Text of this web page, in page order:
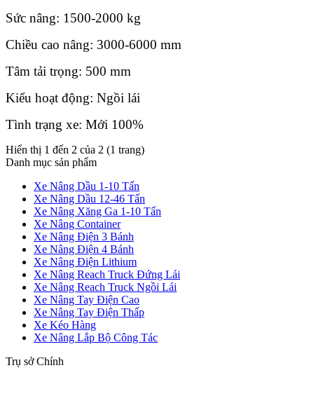
Sức nâng: 1500-2000 kg
Chiều cao nâng: 3000-6000 mm
Tâm tải trọng: 500 mm
Kiểu hoạt động: Ngồi lái
Tình trạng xe: Mới 100%
Hiển thị 1 đến 2 của 2 (1 trang)
Danh mục sản phẩm
Xe Nâng Dầu 1-10 Tấn
Xe Nâng Dầu 12-46 Tấn
Xe Nâng Xăng Ga 1-10 Tấn
Xe Nâng Container
Xe Nâng Điện 3 Bánh
Xe Nâng Điện 4 Bánh
Xe Nâng Điện Lithium
Xe Nâng Reach Truck Đứng Lái
Xe Nâng Reach Truck Ngồi Lái
Xe Nâng Tay Điện Cao
Xe Nâng Tay Điện Thấp
Xe Kéo Hàng
Xe Nâng Lắp Bộ Công Tác
Trụ sở Chính